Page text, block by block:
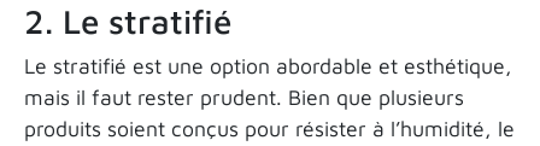
2. Le stratifié
Le stratifié est une option abordable et esthétique,
mais il faut rester prudent. Bien que plusieurs
produits soient conçus pour résister à l’humidité, le